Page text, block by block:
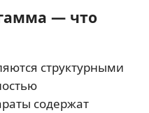
— что
структурными
содержат